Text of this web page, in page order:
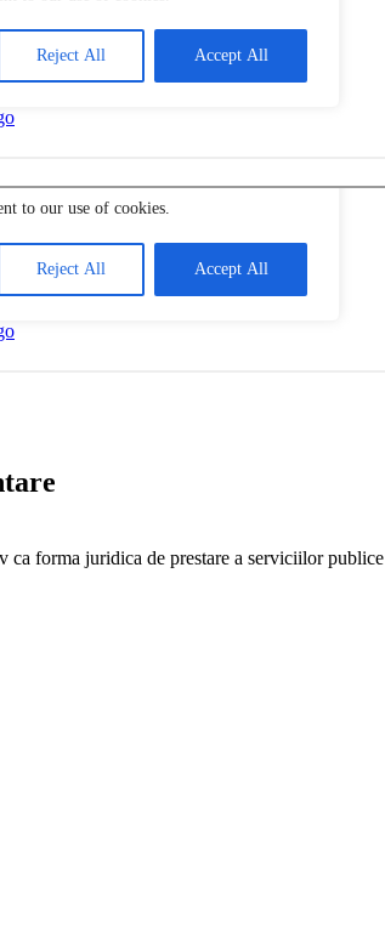
ca forma juridica de prestare a serviciilor publice